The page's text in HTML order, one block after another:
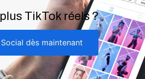
TikTok réels ?
dès maintenant